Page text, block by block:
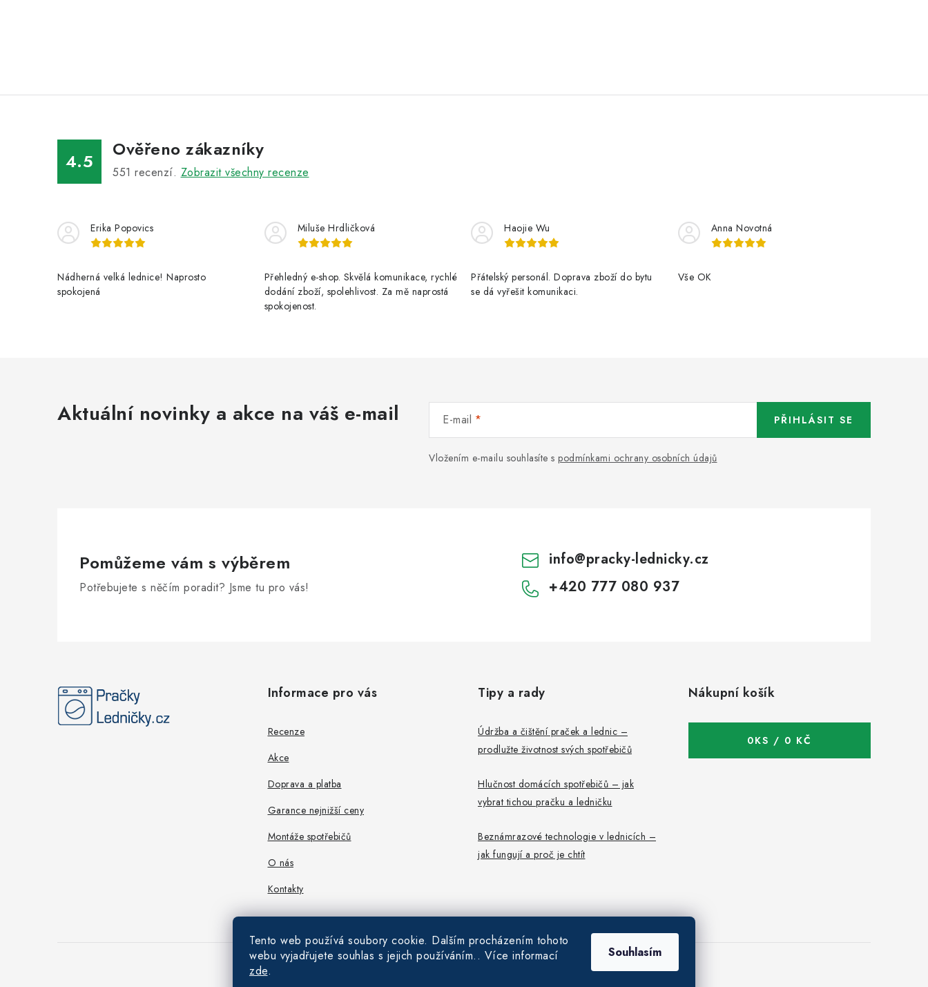
Tento web používá soubory cookie. Dalším procházením tohoto
webu vyjadřujete souhlas s jejich používáním.. Více informací
zde.
Souhlasím
4.5
Ověřeno zákazníky
551 recenzí. Zobrazit všechny recenze
Erika Popovics
Nádherná velká lednice! Naprosto
spokojená
Miluše Hrdličková
Přehledný e-shop. Skvělá komunikace, rychlé
dodání zboží, spolehlivost. Za mě naprostá
spokojenost.
Haojie Wu
Přátelský personál. Doprava zboží do bytu
se dá vyřešit komunikaci.
Anna Novotná
Vše OK
Aktuální novinky a akce na váš e-mail E-mail
Vložením e-mailu souhlasíte s podmínkami ochrany osobních údajů
PŘIHLÁSIT SE
Pomůžeme vám s výběrem
Potřebujete s něčím poradit? Jsme tu pro vás!
info@pracky-lednicky.cz
+420 777 080 937
Informace pro vás
Recenze
Akce
Doprava a platba
Garance nejnižší ceny
Montáže spotřebičů
O nás
Kontakty
Tipy a rady
Údržba a čištění praček a lednic –
prodlužte životnost svých spotřebičů
Hlučnost domácích spotřebičů – jak
vybrat tichou pračku a ledničku
Beznámrazové technologie v lednicích –
jak fungují a proč je chtít
Nákupní košík
0KS / 0 KČ
Copyright 2026